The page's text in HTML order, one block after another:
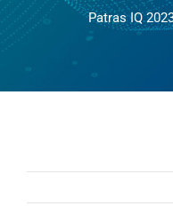
Χορηγός
Patras IQ